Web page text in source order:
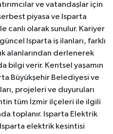
ve vatandaşlar için
piyasa ve Isparta
canlı olarak sunulur. Kariyer
Isparta iş ilanları, farklı
alanlarından derlenerek
bilgi verir. Kentsel yaşamın
Büyükşehir Belediyesi ve
projeleri ve duyuruları
tüm İzmir ilçeleri ile ilgili
toplanır. Isparta Elektrik
elektrik kesintisi